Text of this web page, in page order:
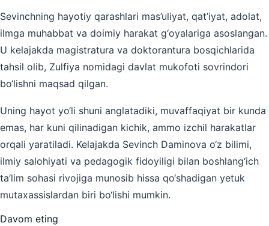
Sevinchning hayotiy qarashlari mas’uliyat, qat’iyat, adolat,
ilmga muhabbat va doimiy harakat g‘oyalariga asoslangan.
U kelajakda magistratura va doktorantura bosqichlarida
tahsil olib, Zulfiya nomidagi davlat mukofoti sovrindori
bo‘lishni maqsad qilgan.
Uning hayot yo‘li shuni anglatadiki, muvaffaqiyat bir kunda
emas, har kuni qilinadigan kichik, ammo izchil harakatlar
orqali yaratiladi. Kelajakda Sevinch Daminova o‘z bilimi,
ilmiy salohiyati va pedagogik fidoyiligi bilan boshlang‘ich
ta’lim sohasi rivojiga munosib hissa qo‘shadigan yetuk
mutaxassislardan biri bo‘lishi mumkin.
Davom eting